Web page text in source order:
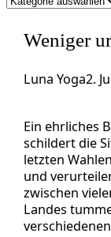
Weniger
Luna Yoga2.
Ein ehrliches
schildert die
letzten
und
zwischen
Landes